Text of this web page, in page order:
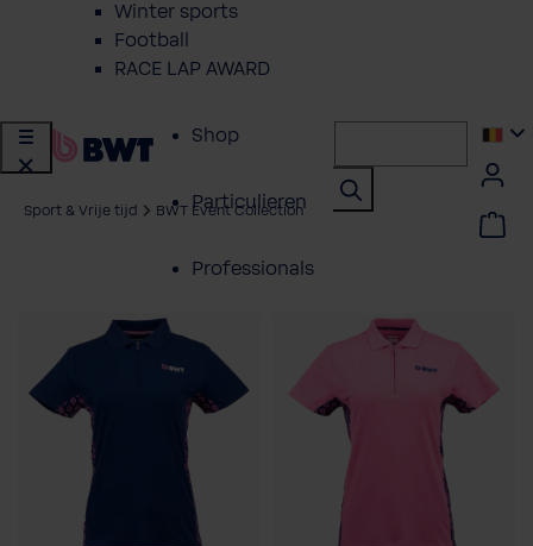
Winter sports
Football
RACE LAP AWARD
Shop
Particulieren
Professionals
Dienstverlening
Contact
Sport & Vrije tijd BWT Event Collection